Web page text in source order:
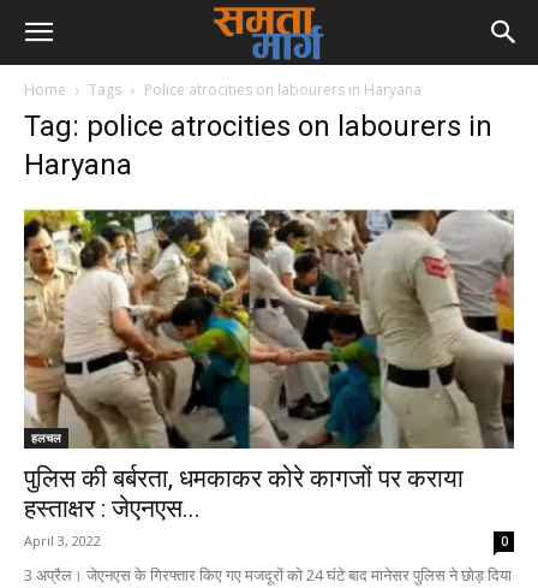
Home Tags Police atrocities on labourers in Haryana
Tag: police atrocities on labourers in
Haryana
हलचल
पुलिस की बर्बरता, धमकाकर कोरे कागजों पर कराया
हस्ताक्षर : जेएनएस...
April 3, 2022 0
3 अप्रैल। जेएनएस के गिरफ्तार किए गए मजदूरों को 24 घंटे बाद मानेसर पुलिस ने छोड़ दिया